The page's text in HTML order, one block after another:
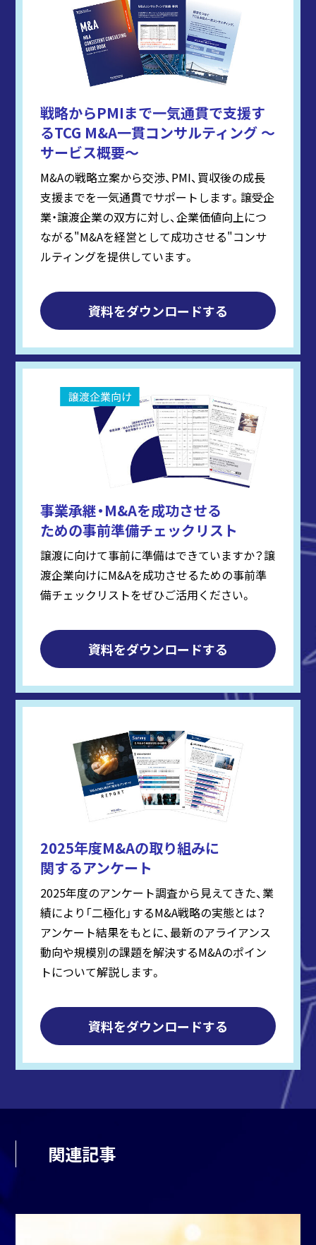
戦略からPMIまで一気通貫で支援す
るTCG M&A一貫コンサルティング ～
サービス概要～
M&Aの戦略立案から交渉、PMI、買収後の成長
支援までを一気通貫でサポートします。譲受企
業・譲渡企業の双方に対し、企業価値向上につ
ながる"M&Aを経営として成功させる"コンサ
ルティングを提供しています。
資料をダウンロードする
事業承継・M&Aを成功させる
ための事前準備チェックリスト
譲渡に向けて事前に準備はできていますか？譲
渡企業向けにM&Aを成功させるための事前準
備チェックリストをぜひご活用ください。
資料をダウンロードする
2025年度M&Aの取り組みに
関するアンケート
2025年度のアンケート調査から見えてきた、業
績により「二極化」するM&A戦略の実態とは？
アンケート結果をもとに、最新のアライアンス
動向や規模別の課題を解決するM&Aのポイン
トについて解説します。
資料をダウンロードする
関連記事